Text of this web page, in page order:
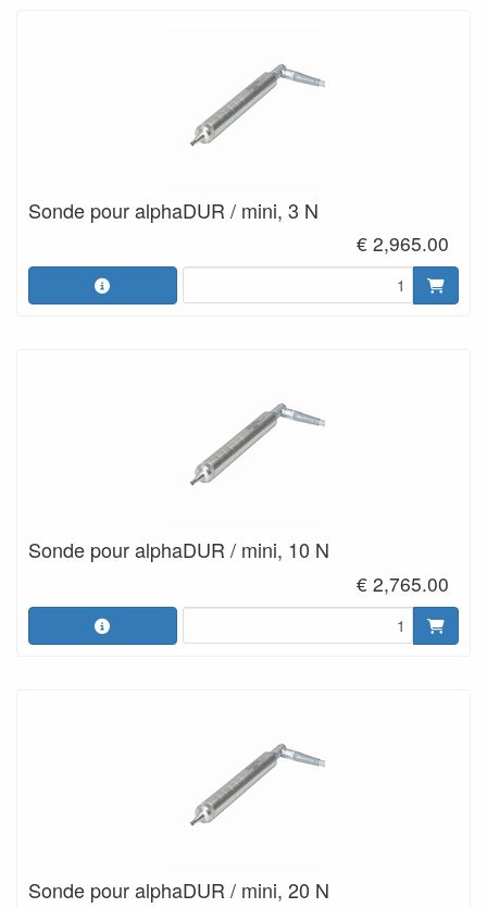
Sonde pour alphaDUR / mini, 3 N
€ 2,965.00
Sonde pour alphaDUR / mini, 10 N
€ 2,765.00
Sonde pour alphaDUR / mini, 20 N